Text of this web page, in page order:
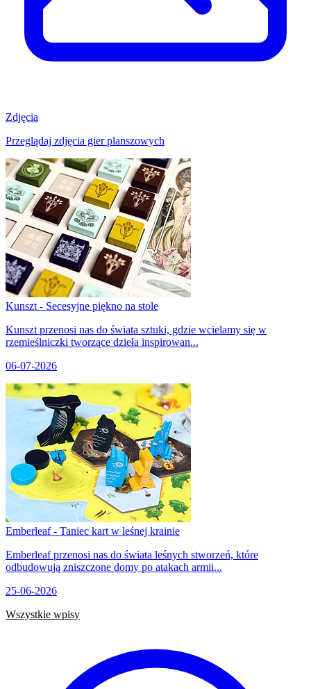
Zdjęcia
Przeglądaj zdjęcia gier planszowych
Kunszt - Secesyjne piękno na stole
Kunszt przenosi nas do świata sztuki, gdzie wcielamy się w
rzemieślniczki tworzące dzieła inspirowan...
06-07-2026
Emberleaf - Taniec kart w leśnej krainie
Emberleaf przenosi nas do świata leśnych stworzeń, które
odbudowują zniszczone domy po atakach armii...
25-06-2026
Wszystkie wpisy